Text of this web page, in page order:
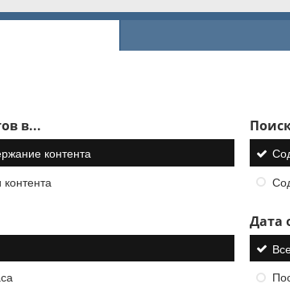
в...
контента
контента
Дата